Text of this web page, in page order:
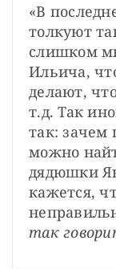
«В
толкуют
слишком
Ильича,
делают,
т.д. Так
так: зачем
можно
дядюшки
кажется,
так